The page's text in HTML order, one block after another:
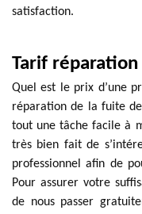
satisfaction.
Tarif
Quel est le prix d’une
réparation de la fuite
tout une tâche facile à
très bien fait de
professionnel afin de
Pour assurer votre
de nous passer